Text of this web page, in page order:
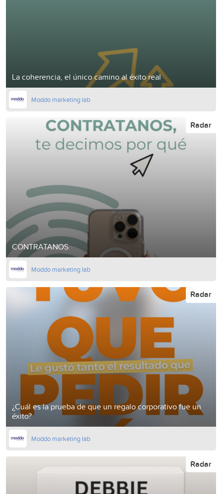
La coherencia, el único camino al éxito real
Moddo marketing lab
CONTRATANOS
Radar
Moddo marketing lab
¿Cuál es la prueba de que un regalo corporativo fue un
éxito?
Radar
Moddo marketing lab
Radar